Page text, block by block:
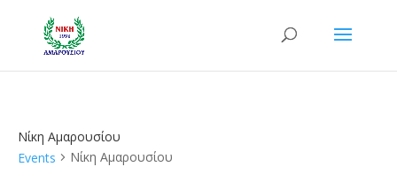
Νίκη Αμαρουσίου
Events
Νίκη Αμαρουσίου